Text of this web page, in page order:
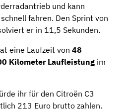
und kann
fahren. Den Sprint von
er in 11,5 Sekunden.
eine Laufzeit von 48
Kilometer Laufleistung im
ihr für den Citroën C3
213 Euro brutto zahlen.